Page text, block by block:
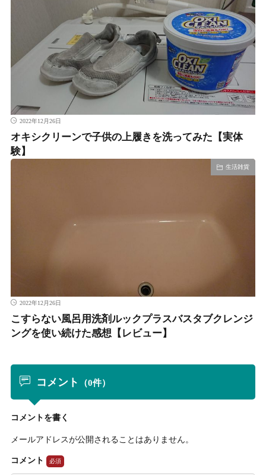
2022年12月26日
オキシクリーンで子供の上履きを洗ってみた【実体
験】
生活雑貨
2022年12月26日
こすらない風呂用洗剤ルックプラスバスタブクレンジ
ングを使い続けた感想【レビュー】
コメント （0件）
コメントを書く
メールアドレスが公開されることはありません。
コメント